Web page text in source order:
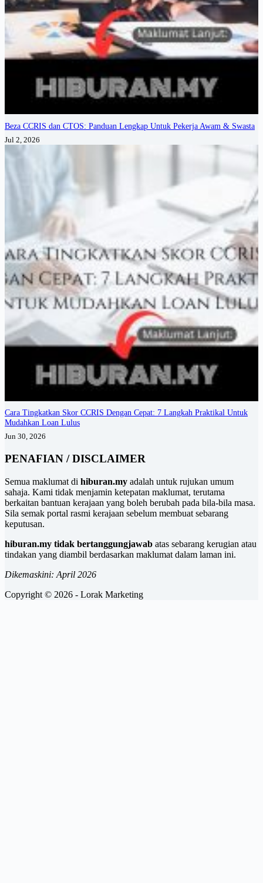
Beza CCRIS dan CTOS: Panduan Lengkap Untuk Pekerja Awam & Swasta
Jul 2, 2026
Cara Tingkatkan Skor CCRIS Dengan Cepat: 7 Langkah Praktikal Untuk
Mudahkan Loan Lulus
Jun 30, 2026
PENAFIAN / DISCLAIMER
Semua maklumat di hiburan.my adalah untuk rujukan umum
sahaja. Kami tidak menjamin ketepatan maklumat, terutama
berkaitan bantuan kerajaan yang boleh berubah pada bila-bila masa.
Sila semak portal rasmi kerajaan sebelum membuat sebarang
keputusan.
hiburan.my tidak bertanggungjawab atas sebarang kerugian atau
tindakan yang diambil berdasarkan maklumat dalam laman ini.
Dikemaskini: April 2026
Copyright © 2026 - Lorak Marketing